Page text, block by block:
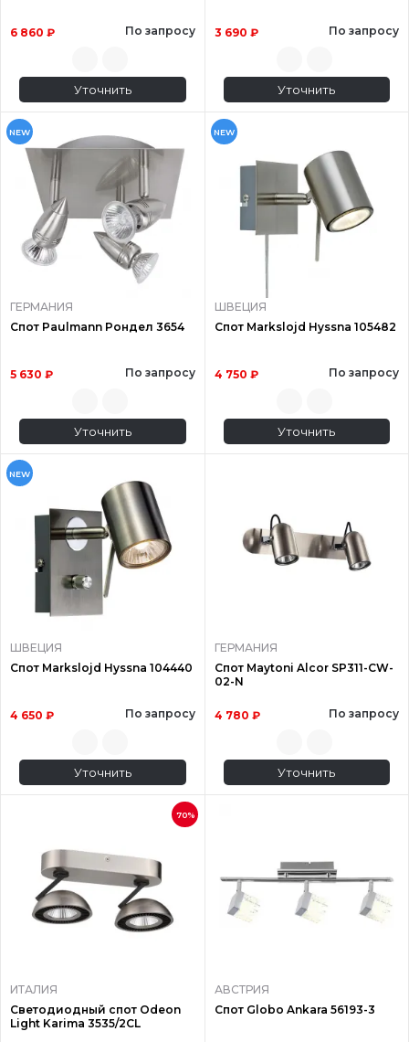
6 860 ₽ По запросу
Уточнить
3 690 ₽ По запросу
Уточнить
NEW
ГЕРМАНИЯ
Спот Paulmann Рондел 3654
5 630 ₽ По запросу
Уточнить
NEW
ШВЕЦИЯ
Спот Markslojd Hyssna 105482
4 750 ₽ По запросу
Уточнить
NEW
ШВЕЦИЯ
Спот Markslojd Hyssna 104440
4 650 ₽ По запросу
Уточнить
ГЕРМАНИЯ
Спот Maytoni Alcor SP311-CW-
02-N
4 780 ₽ По запросу
Уточнить
70%
ИТАЛИЯ
Светодиодный спот Odeon
Light Karima 3535/2CL
АВСТРИЯ
Спот Globo Ankara 56193-3